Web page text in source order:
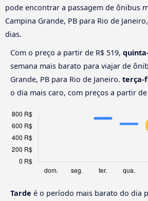
pode encontrar a passagem de ônibus
Campina Grande, PB para Rio de
dias.
Com o preço a partir de R$ 519,
semana mais barato para viajar de
Grande, PB para Rio de Janeiro. terça-
o dia mais caro, com preços a partir de
Tarde é o período mais barato do dia